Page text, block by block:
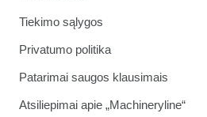
Tiekimo sąlygos
Privatumo politika
Patarimai saugos klausimais
Atsiliepimai apie „Machineryline“